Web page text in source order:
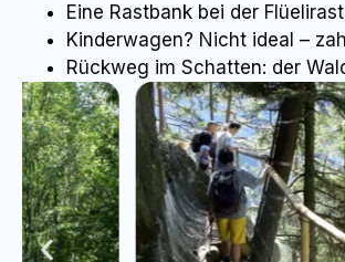
Eine Rastbank bei der
Kinderwagen? Nicht ideal –
Rückweg im Schatten: der